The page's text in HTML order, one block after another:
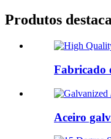
Produtos
Fabricado
Aceiro